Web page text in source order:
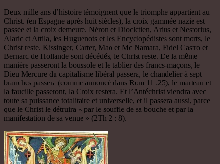
Deux mille ans d’histoire témoignent que le triomphe appartient au
Christ. (en Espagne après huit siècles), la croix gammée nazie est
passée et la croix demeure. Néron et Dioclétien, Arius et Nestorius,
Alaric et Attila, les Huguenots et les Encyclopédistes sont morts, le
Christ reste. Kissinger, Carter, Mao et Mc Namara, Fidel Castro et
Bernard de Hollande sont décédés, le Christ reste. De la même
manière passeront la boussole et le tablier des francs-maçons, le
Dieu Mercure du capitalisme libéral passera, le chandelier à sept
branches passera (comme annoncé dans Rom 11 :25), le marteau et
la faucille passeront, la Croix restera. Et l’Antéchrist viendra avec
toute sa puissance totalitaire et universelle, et il passera aussi, parce
que le Christ le détruira « par le souffle de sa bouche et par la
manifestation de sa venue » (2Th 2 : 8).